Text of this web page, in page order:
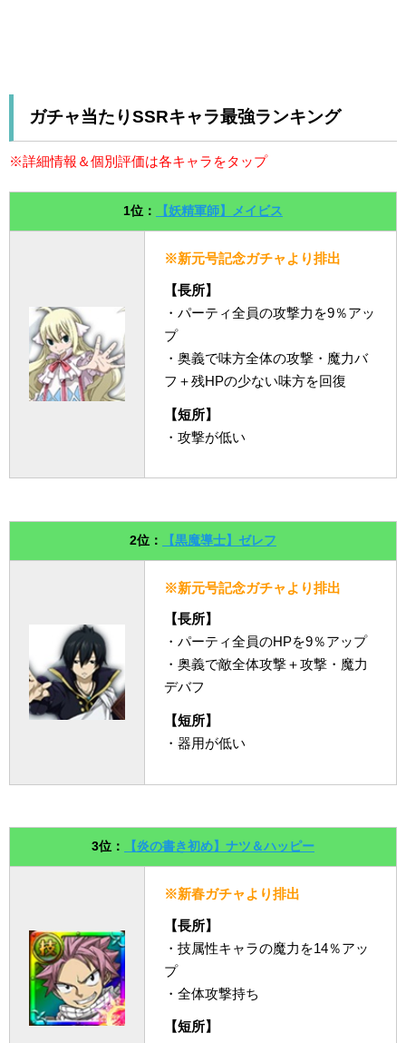
ガチャ当たりSSRキャラ最強ランキング
※詳細情報＆個別評価は各キャラをタップ
1位： 【妖精軍師】メイビス
※新元号記念ガチャより排出
【長所】
・パーティ全員の攻撃力を9％アッ
プ
・奥義で味方全体の攻撃・魔力バ
フ＋残HPの少ない味方を回復
【短所】
・攻撃が低い
2位： 【黒魔導士】ゼレフ
※新元号記念ガチャより排出
【長所】
・パーティ全員のHPを9％アップ
・奥義で敵全体攻撃＋攻撃・魔力
デバフ
【短所】
・器用が低い
3位： 【炎の書き初め】ナツ＆ハッピー
※新春ガチャより排出
【長所】
・技属性キャラの魔力を14％アッ
プ
・全体攻撃持ち
【短所】